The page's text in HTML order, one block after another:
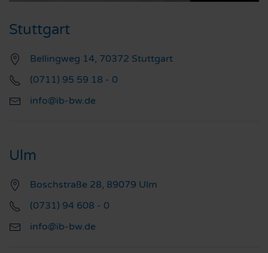
Stuttgart
Bellingweg 14, 70372 Stuttgart
(0711) 95 59 18 - 0
info@ib-bw.de
Ulm
Boschstraße 28, 89079 Ulm
(0731) 94 608 - 0
info@ib-bw.de